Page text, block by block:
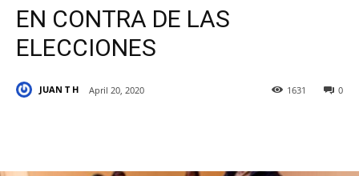
EN CONTRA DE LAS
ELECCIONES
JUAN T H April 20, 2020 0
1631